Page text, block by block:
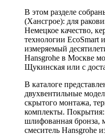
В этом разделе
(Хансгрое): для
Немецкое качество,
технологии EcoSmart
измеряемый
Hansgrohe в Москве
Щукинская или с
В каталоге
двухвентильные
скрытого монтажа,
комплекты.
шлифованная бронза,
смеситель Hansgrohe